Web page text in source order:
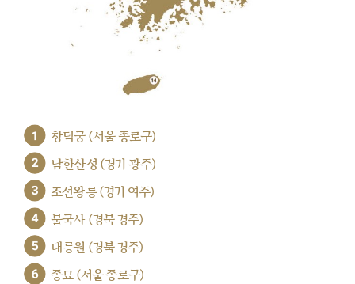
1 창덕궁 (서울 종로구)
2 남한산성 (경기 광주)
3 조선왕릉 (경기 여주)
4 불국사 (경북 경주)
5 대릉원 (경북 경주)
6 종묘 (서울 종로구)